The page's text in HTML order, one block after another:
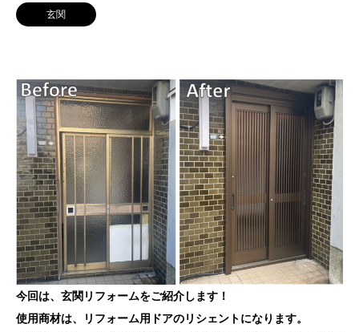
玄関
今回は、玄関リフォームをご紹介します！
使用商材は、リフォーム用ドアのリシェントになります。